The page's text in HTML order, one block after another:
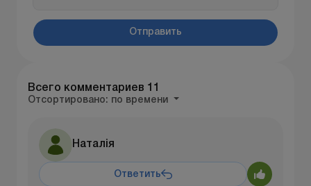
Отправить
Всего комментариев 11
Отсортировано: по времени
Наталія
Ответить